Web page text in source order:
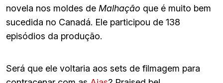
novela nos moldes de Malhação que é muito bem
sucedida no Canadá. Ele participou de 138
episódios da produção.
Será que ele voltaria aos sets de filmagem para